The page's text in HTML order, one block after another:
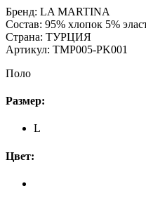
Бренд: LA MARTINA
Состав: 95% хлопок 5%
Страна: ТУРЦИЯ
Артикул: TMP005-PK001
Поло
Размер:
L
Цвет: